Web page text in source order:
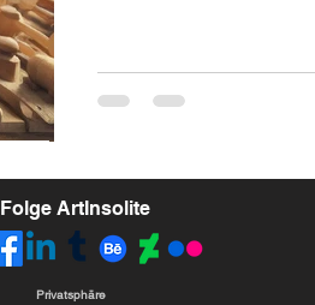
Folge ArtInsolite
Privatsphäre